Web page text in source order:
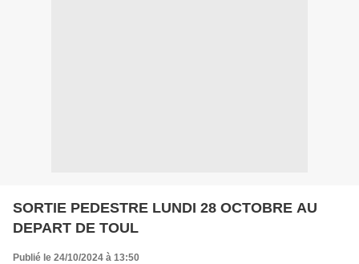
SORTIE PEDESTRE LUNDI 28 OCTOBRE AU
DEPART DE TOUL
Publié le 24/10/2024 à 13:50